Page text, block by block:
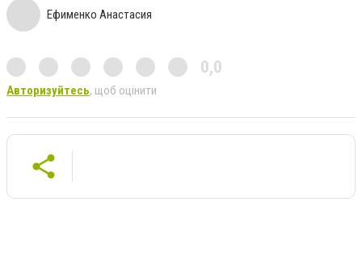
Ефименко Анастасия
0,0
Авторизуйтесь, щоб оцінити